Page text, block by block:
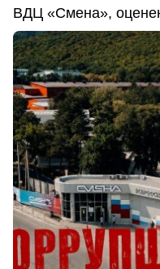
ВДЦ «Смена»,